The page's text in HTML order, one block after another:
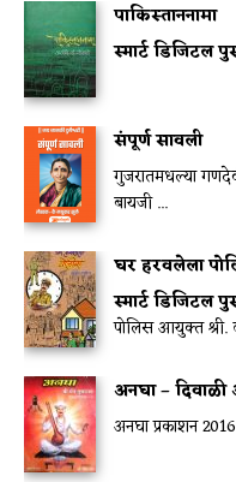
पाकिस्ताननामा
स्मार्ट डिजिटल
संपूर्ण सावली
गुजरातमधल्या
बायजी ...
घर हरवलेला
स्मार्ट डिजिटल
पोलिस आयुक्त
अनघा –
अनघा प्रकाशन